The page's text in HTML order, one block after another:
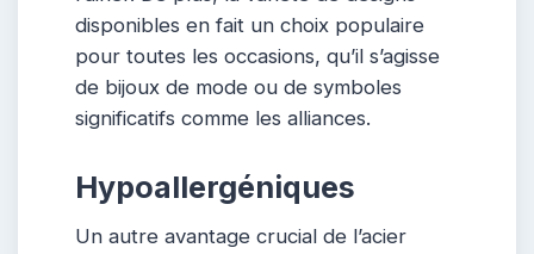
disponibles en fait un choix populaire
pour toutes les occasions, qu’il s’agisse
de bijoux de mode ou de symboles
significatifs comme les alliances.
Hypoallergéniques
Un autre avantage crucial de l’acier